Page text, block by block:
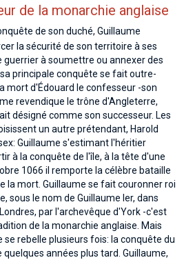
de la monarchie anglaise
de son duché, Guillaume
la sécurité de son territoire à ses
guerrier à soumettre ou annexer des
principale conquête se fait outre-
mort d'Édouard le confesseur -son
revendique le trône d'Angleterre,
désigné comme son successeur. Les
un autre prétendant, Harold
Guillaume s'estimant l'héritier
à la conquête de l'île, à la tête d'une
1066 il remporte la célèbre bataille
la mort. Guillaume se fait couronner roi
sous le nom de Guillaume Ier, dans
par l'archevêque d'York -c'est
de la monarchie anglaise. Mais
rebelle plusieurs fois: la conquête du
années plus tard. Guillaume,